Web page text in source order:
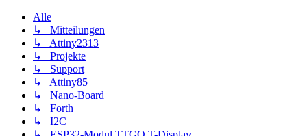
Alle
↳ Mitteilungen
↳ Attiny2313
↳ Projekte
↳ Support
↳ Attiny85
↳ Nano-Board
↳ Forth
↳ I2C